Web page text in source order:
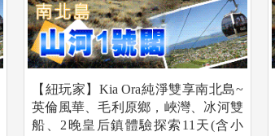
【紐玩家】Kia Ora純淨雙享南北島~
英倫風華、毛利原鄉，峽灣、冰河雙
船、2晚皇后鎮體驗探索11天(含小